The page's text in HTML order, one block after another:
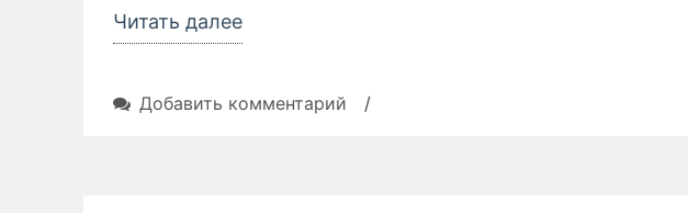
Читать далее«Текст
Добавить комментарий /